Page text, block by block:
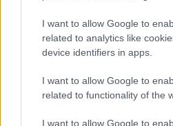
I want to allow Google to
related to analytics like
device identifiers in apps.
I want to allow Google to
related to functionality of the
I want to allow Google to
nem kimutatni, amit belül
ismert akarattyai, majd a
balatonvilágosi emelkedő.
egyetlen pillanatra sem, de
Világoson nagyon szép volt
Robinak mindig mesélhetek